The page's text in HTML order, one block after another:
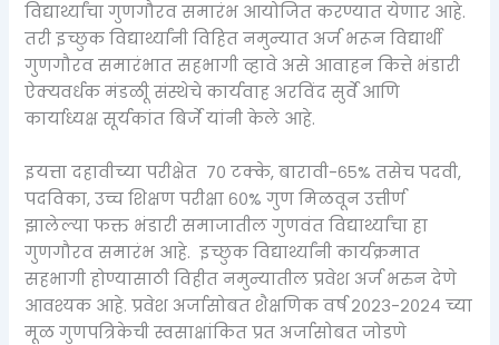
विद्यार्थ्यांचा गुणगौरव समारंभ आयोजित करण्यात येणार आहे.
तरी इच्छुक विद्यार्थ्यांनी विहित नमुन्यात अर्ज भरून विद्यार्थी
गुणगौरव समारंभात सहभागी व्हावे असे आवाहन कित्ते भंडारी
ऐक्यवर्धक मंडळीू संस्थेचे कार्यवाह अरविंद सुर्वे आणि
कार्याध्यक्ष सूर्यकांत बिर्जे यांनी केले आहे.
इयत्ता दहावीच्या परीक्षेत ७० टक्के, बारावी-६५% तसेच पदवी,
पदविका, उच्च शिक्षण परीक्षा ६०% गुण मिळवून उत्तीर्ण
झालेल्या फक्त भंडारी समाजातील गुणवंत विद्यार्थ्यांचा हा
गुणगौरव समारंभ आहे. इच्छुक विद्यार्थ्यांनी कार्यक्रमात
सहभागी होण्यासाठी विहीत नमुन्यातील प्रवेश अर्ज भरुन देणे
आवश्यक आहे. प्रवेश अर्जासोबत शैक्षणिक वर्ष २०२३-२०२४ च्या
मूळ गुणपत्रिकेची स्वसाक्षांकित प्रत अर्जासोबत जोडणे